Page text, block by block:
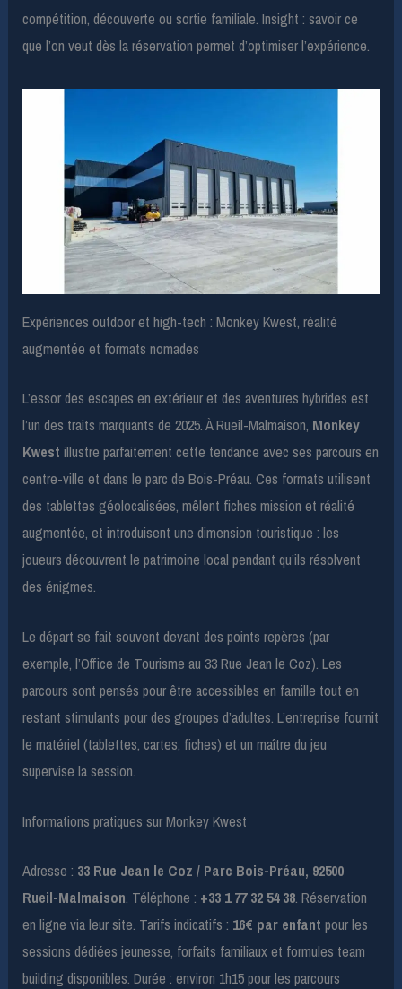
compétition, découverte ou sortie familiale. Insight : savoir ce
que l’on veut dès la réservation permet d’optimiser l’expérience.
Expériences outdoor et high-tech : Monkey Kwest, réalité
augmentée et formats nomades
L’essor des escapes en extérieur et des aventures hybrides est
l’un des traits marquants de 2025. À Rueil-Malmaison, Monkey
Kwest illustre parfaitement cette tendance avec ses parcours en
centre-ville et dans le parc de Bois-Préau. Ces formats utilisent
des tablettes géolocalisées, mêlent fiches mission et réalité
augmentée, et introduisent une dimension touristique : les
joueurs découvrent le patrimoine local pendant qu’ils résolvent
des énigmes.
Le départ se fait souvent devant des points repères (par
exemple, l’Office de Tourisme au 33 Rue Jean le Coz). Les
parcours sont pensés pour être accessibles en famille tout en
restant stimulants pour des groupes d’adultes. L’entreprise fournit
le matériel (tablettes, cartes, fiches) et un maître du jeu
supervise la session.
Informations pratiques sur Monkey Kwest
Adresse : 33 Rue Jean le Coz / Parc Bois-Préau, 92500
Rueil-Malmaison. Téléphone : +33 1 77 32 54 38. Réservation
en ligne via leur site. Tarifs indicatifs : 16€ par enfant pour les
sessions dédiées jeunesse, forfaits familiaux et formules team
building disponibles. Durée : environ 1h15 pour les parcours